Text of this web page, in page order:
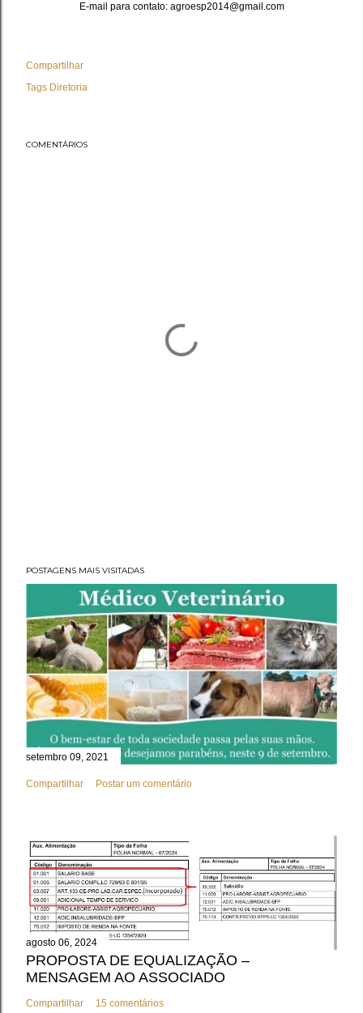
E-mail para contato: agroesp2014@gmail.com
Compartilhar
Tags Diretoria
COMENTÁRIOS
POSTAGENS MAIS VISITADAS
setembro 09, 2021
Compartilhar Postar um comentário
agosto 06, 2024
PROPOSTA DE EQUALIZAÇÃO –
MENSAGEM AO ASSOCIADO
Compartilhar 15 comentários